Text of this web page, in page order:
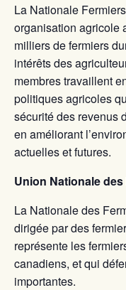
La Nationale
organisation agricole
milliers de fermiers
intérêts des
membres travaillent
politiques agricoles
sécurité des revenus
en améliorant
actuelles et futures.
Union Nationale
La Nationale des
dirigée par des
représente les
canadiens, et qui
importantes.